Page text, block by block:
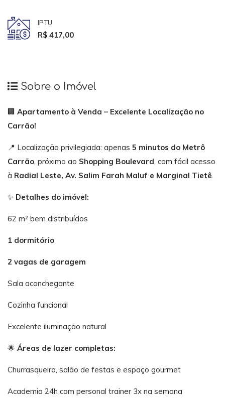
IPTU
R$ 417,00
Sobre o Imóvel
🏢 Apartamento à Venda – Excelente Localização no
Carrão!
📍 Localização privilegiada: apenas 5 minutos do Metrô
Carrão, próximo ao Shopping Boulevard, com fácil acesso
à Radial Leste, Av. Salim Farah Maluf e Marginal Tietê.
✨ Detalhes do imóvel:
62 m² bem distribuídos
1 dormitório
2 vagas de garagem
Sala aconchegante
Cozinha funcional
Excelente iluminação natural
🌟 Áreas de lazer completas:
Churrasqueira, salão de festas e espaço gourmet
Academia 24h com personal trainer 3x na semana